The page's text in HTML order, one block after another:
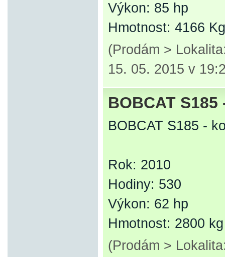
Výkon: 85 hp
Hmotnost: 4166 Kg
(Prodám >
15. 05. 2015 v
BOBCAT
BOBCAT S185 -
Rok: 2010
Hodiny: 530
Výkon: 62 hp
Hmotnost: 2800 kg
(Prodám >